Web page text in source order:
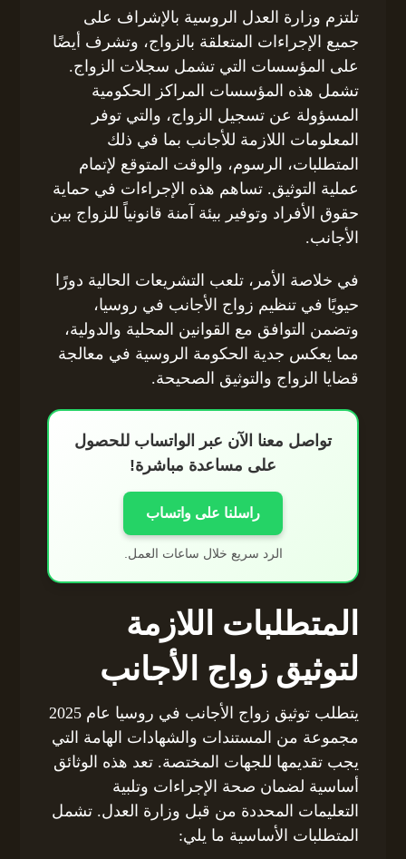
تلتزم وزارة العدل الروسية بالإشراف على
جميع الإجراءات المتعلقة بالزواج، وتشرف أيضًا
على المؤسسات التي تشمل سجلات الزواج.
تشمل هذه المؤسسات المراكز الحكومية
المسؤولة عن تسجيل الزواج، والتي توفر
المعلومات اللازمة للأجانب بما في ذلك
المتطلبات، الرسوم، والوقت المتوقع لإتمام
عملية التوثيق. تساهم هذه الإجراءات في حماية
حقوق الأفراد وتوفير بيئة آمنة قانونياً للزواج بين
الأجانب.
في خلاصة الأمر، تلعب التشريعات الحالية دورًا
حيويًا في تنظيم زواج الأجانب في روسيا،
وتضمن التوافق مع القوانين المحلية والدولية،
مما يعكس جدية الحكومة الروسية في معالجة
قضايا الزواج والتوثيق الصحيحة.
تواصل معنا الآن عبر الواتساب للحصول
على مساعدة مباشرة!
راسلنا على واتساب
الرد سريع خلال ساعات العمل.
المتطلبات اللازمة
لتوثيق زواج الأجانب
يتطلب توثيق زواج الأجانب في روسيا عام 2025
مجموعة من المستندات والشهادات الهامة التي
يجب تقديمها للجهات المختصة. تعد هذه الوثائق
أساسية لضمان صحة الإجراءات وتلبية
التعليمات المحددة من قبل وزارة العدل. تشمل
المتطلبات الأساسية ما يلي: